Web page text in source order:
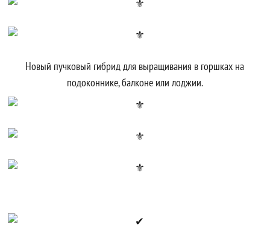
Новый пучковый гибрид для выращивания в горшках на
подоконнике, балконе или лоджии.